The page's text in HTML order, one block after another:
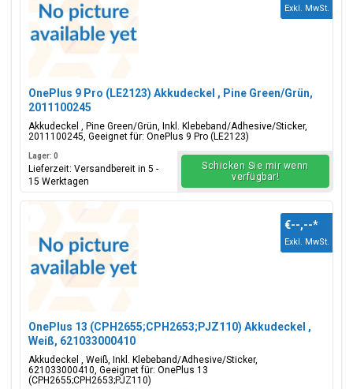
OnePlus 9 Pro (LE2123) Akkudeckel , Pine Green/Grün,
2011100245
Akkudeckel , Pine Green/Grün, Inkl. Klebeband/Adhesive/Sticker,
2011100245, Geeignet für: OnePlus 9 Pro (LE2123)
Exkl. MwSt.
Lager: 0
Lieferzeit: Versandbereit in 5 -
15 Werktagen
Schicken Sie mir wenn
verfügbar!
OnePlus 13 (CPH2655;CPH2653;PJZ110) Akkudeckel ,
Weiß, 621033000410
Akkudeckel , Weiß, Inkl. Klebeband/Adhesive/Sticker,
621033000410, Geeignet für: OnePlus 13
(CPH2655;CPH2653;PJZ110)
€--,--*
Exkl. MwSt.